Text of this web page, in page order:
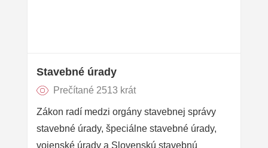
Stavebné úrady
Prečítané 2513 krát
Zákon radí medzi orgány stavebnej správy
stavebné úrady, špeciálne stavebné úrady,
vojenské úrady a Slovenskú stavebnú